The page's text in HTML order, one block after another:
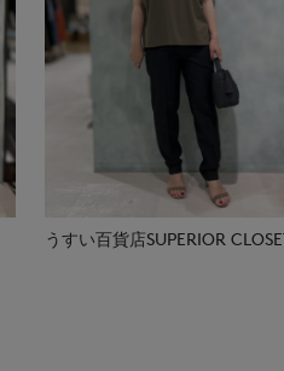
うすい百貨店SUPERIOR